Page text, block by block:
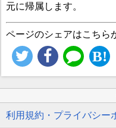
元に帰属します。
ページのシェアはこちら
利用規約・プライバシー